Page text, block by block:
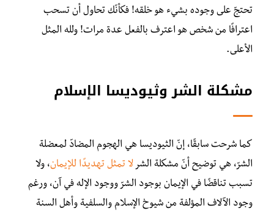
تحتجّ على وجوده بشيء هو خلقه! فكأنّك تحاول أن تسحب
اعترافًا من شخص هو اعترف بالفعل عدة مرات! ولله المثل
الأعلى.
مشكلة الشر وثيوديسا الإسلام
كما شرحت سابقًا، إنّ الثيوديسا هي الهجوم المضادّ لمعضلة
الشرّ، هي توضيح أنّ مشكلة الشر لا تمثل تهديدًا للإيمان، ولا
تسبب تناقضًا في الإيمان بوجود الشرّ ووجود الإله في آن، ورغم
وجود الآلاف المؤلفة من شيوخ الإسلام والسلفية وأهل السنة